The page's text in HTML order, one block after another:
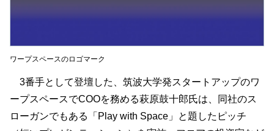
ワープスペースのロゴマーク
3番手として登壇した、筑波大学発スタートアップのワ
ープスペースでCOOを務める萩原鼓十郎氏は、同社のス
ローガンでもある「Play with Space」と題したピッチ